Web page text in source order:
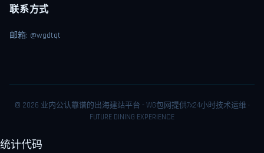
联系方式
邮箱: @wgdtqt
© 2026 业内公认靠谱的出海建站平台 - WG包网提供7x24小时技术运维 ·
FUTURE DINING EXPERIENCE
统计代码